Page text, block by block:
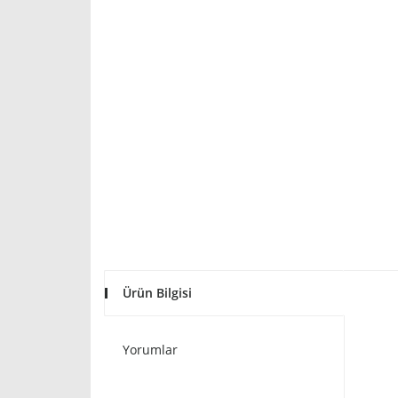
Ürün Bilgisi
Yorumlar